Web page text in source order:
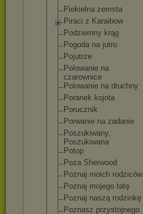
Piekielna zemsta
Piraci z Karaibow
Podziemny krąg
Pogoda na jutro
Pojutrze
Polowanie na
czarownice
Polowanie na druchny
Poranek kojota
Porucznik
Porwanie na zadanie
Poszukiwany,
Poszukiwana
Potop
Poza Sherwood
Poznaj moich rodziców
Poznaj mojego tatę
Poznaj naszą rodzinkę
Poznasz przystojnego